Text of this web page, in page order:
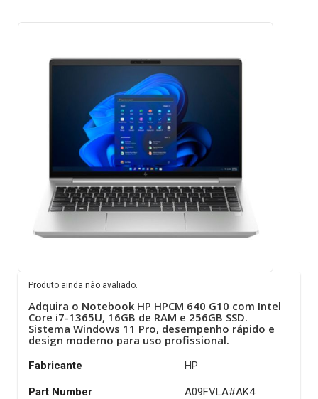
Produto ainda não avaliado.
Adquira o Notebook HP HPCM 640 G10 com Intel
Core i7-1365U, 16GB de RAM e 256GB SSD.
Sistema Windows 11 Pro, desempenho rápido e
design moderno para uso profissional.
Fabricante HP
Part Number A09FVLA#AK4